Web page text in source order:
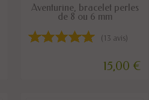
DISPONIBLE
Aventurine, bracelet perles
de 8 ou 6 mm
(13 avis)
15,00 €